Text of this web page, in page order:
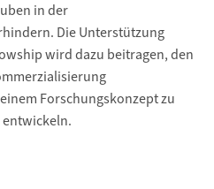
in der
Die Unterstützung
wird dazu beitragen, den
Forschungskonzept zu